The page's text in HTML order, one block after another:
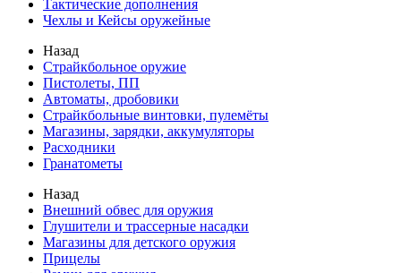
Тактические дополнения
Чехлы и Кейсы оружейные
Назад
Страйкбольное оружие
Пистолеты, ПП
Автоматы, дробовики
Страйкбольные винтовки, пулемёты
Магазины, зарядки, аккумуляторы
Расходники
Гранатометы
Назад
Внешний обвес для оружия
Глушители и трассерные насадки
Магазины для детского оружия
Прицелы